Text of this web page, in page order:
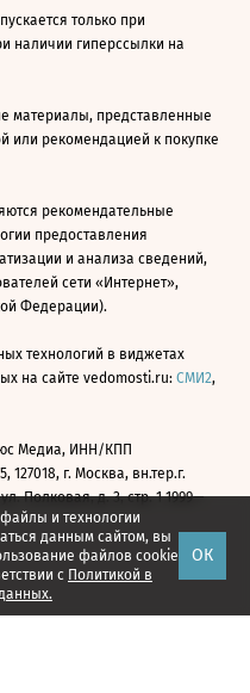
и технологии
данным сайтом, вы
файлов cookie
с Политикой в
ОК
только при
наличии гиперссылки на
материалы, представленные
или рекомендацией к покупке
рекомендательные
предоставления
и анализа сведений,
сети «Интернет»,
Федерации).
технологий в виджетах
на сайте vedomosti.ru: СМИ2,
Медиа, ИНН/КПП
127018, г. Москва, вн.тер.г.
Полковая, д. 3, стр. 1 1999—